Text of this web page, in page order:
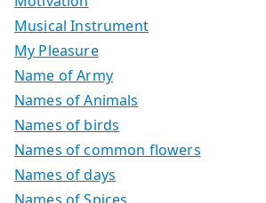
Musical Instrument
My Pleasure
Name of Army
Names of Animals
Names of birds
Names of common flowers
Names of days